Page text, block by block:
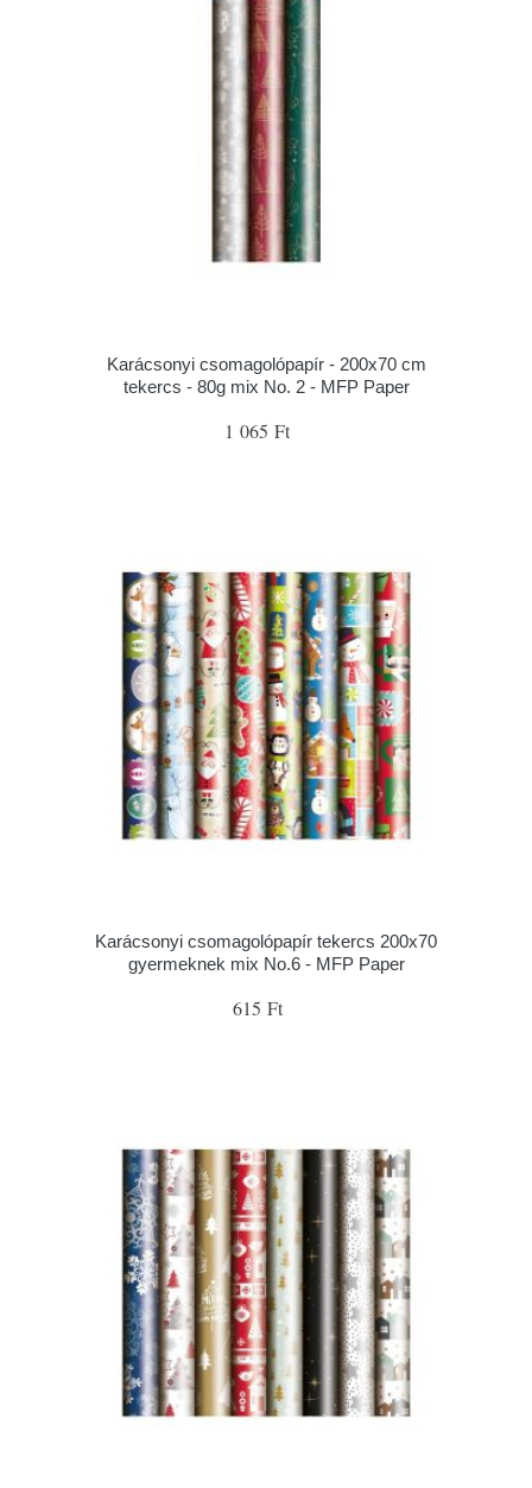
Karácsonyi csomagolópapír - 200x70 cm
tekercs - 80g mix No. 2 - MFP Paper
1 065 Ft
Karácsonyi csomagolópapír tekercs 200x70
gyermeknek mix No.6 - MFP Paper
615 Ft